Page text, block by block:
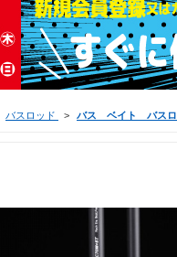
バスロッド > バス ベイト バス